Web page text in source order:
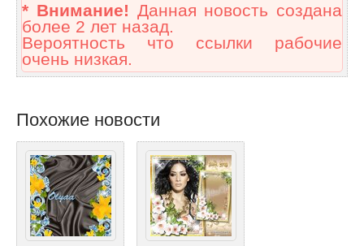
* Внимание! Данная новость создана
более 2 лет назад.
Вероятность что ссылки рабочие
очень низкая.
Похожие новости